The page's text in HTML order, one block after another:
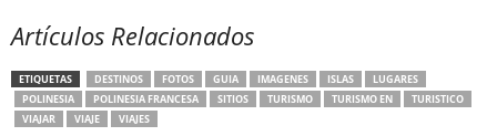
Artículos Relacionados
ETIQUETAS DESTINOS FOTOS GUIA IMAGENES ISLAS
LUGARES
POLINESIA
POLINESIA FRANCESA SITIOS TURISMO TURISMO EN
TURISTICO
VIAJAR
VIAJE VIAJES